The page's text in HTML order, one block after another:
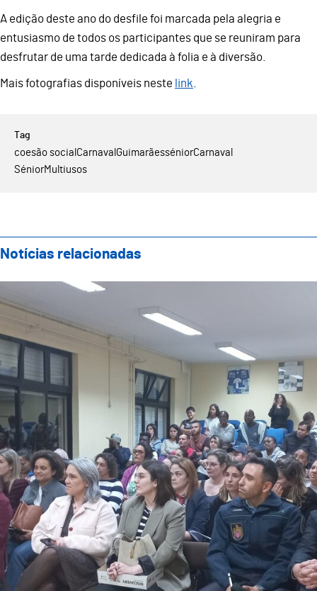
A edição deste ano do desfile foi marcada pela alegria e
entusiasmo de todos os participantes que se reuniram para
desfrutar de uma tarde dedicada à folia e à diversão.
Mais fotografias disponíveis neste link
coesão social Carnaval GuimarãesséniorCarnaval
SéniorMultiusos
Notícias relacionadas
Sessão de Esclarecimento “Informação para a